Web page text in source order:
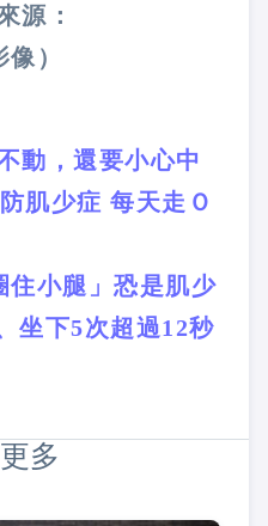
源：
）
動，還要小心中
肌少症 每天走Ｏ
住小腿」恐是肌少
坐下5次超過12秒
多